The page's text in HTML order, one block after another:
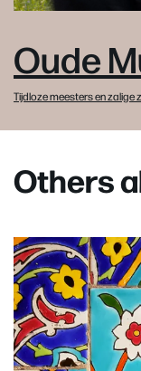
Oude
Tijdloze meesters en zalige
Others